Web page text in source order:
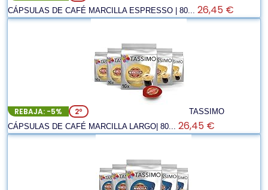
CÁPSULAS DE CAFÉ MARCILLA ESPRESSO | 80... 26,45 €
REBAJA: -5% 2º
TASSIMO
CÁPSULAS DE CAFÉ MARCILLA LARGO| 80...
26,45 €